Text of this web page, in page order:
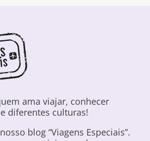
ama viajar, conhecer
diferentes culturas!
blog “Viagens Especiais”.